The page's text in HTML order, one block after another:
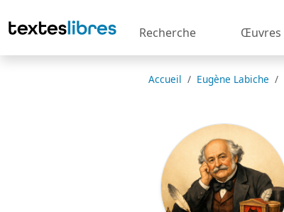
Recherche Œuvres
Accueil Eugène Labiche